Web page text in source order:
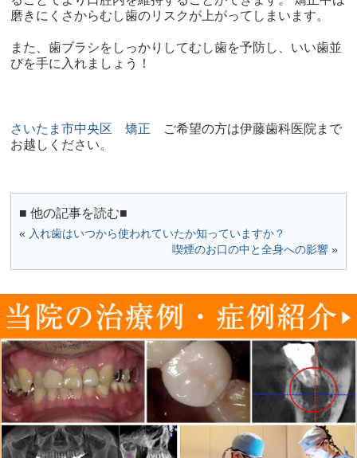
磨きにくさからむし歯のリスクが上がってしまいます。
また、歯ブラシをしっかりしてむし歯を予防し、いい歯並
びを手に入れましょう！
さいたま市中央区 矯正 ご希望の方は伊藤歯科医院まで
お越しください。
■ 他の記事を読む■
« 入れ歯はいつから使われていたか知っていますか？
喫煙のお口の中と全身への影響»